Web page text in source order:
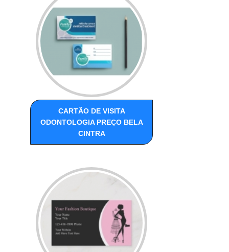
CARTÃO DE VISITA
ODONTOLOGIA PREÇO BELA
CINTRA